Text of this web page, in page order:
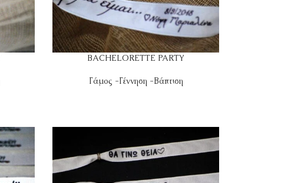
BACHELORETTE PARTY
Γάμος -Γέννηση -Βάπτιση